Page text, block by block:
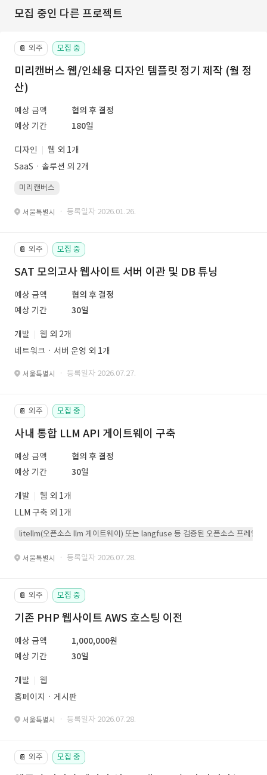
모집 중인 다른 프로젝트
📔 외주 모집 중
미리캔버스 웹/인쇄용 디자인 템플릿 정기 제작 (월 정
산)
예상 금액
협의 후 결정
예상 기간
180일
디자인
웹 외 1개
SaaSㆍ솔루션 외 2개
미리캔버스
서울특별시 · 등록일자 2026.01.26.
📔 외주 모집 중
SAT 모의고사 웹사이트 서버 이관 및 DB 튜닝
예상 금액
협의 후 결정
예상 기간
30일
개발
웹 외 2개
네트워크ㆍ서버 운영 외 1개
서울특별시 · 등록일자 2026.07.27.
📔 외주 모집 중
사내 통합 LLM API 게이트웨이 구축
예상 금액
협의 후 결정
예상 기간
30일
개발
웹 외 1개
LLM 구축 외 1개
litellm(오픈소스 llm 게이트웨이) 또는 langfuse 등 검증된 오픈소스 프레임워
서울특별시 · 등록일자 2026.07.28.
📔 외주 모집 중
기존 PHP 웹사이트 AWS 호스팅 이전
예상 금액
1,000,000원
예상 기간
30일
개발
웹
홈페이지ㆍ게시판
서울특별시 · 등록일자 2026.07.28.
📔 외주 모집 중